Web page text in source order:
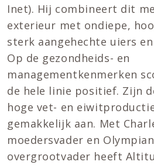
Inet). Hij combineert dit
exterieur met ondiepe,
sterk aangehechte uiers
Op de gezondheids- en
managementkenmerken
de hele linie positief. Zijn
hoge vet- en
gemakkelijk aan. Met
moedersvader en
overgrootvader heeft